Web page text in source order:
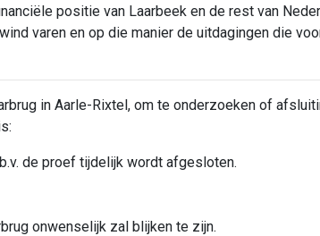
positie van Laarbeek en de rest van
varen en op die manier de uitdagingen die
in Aarle-Rixtel, om te onderzoeken of
de proef tijdelijk wordt afgesloten.
onwenselijk zal blijken te zijn.